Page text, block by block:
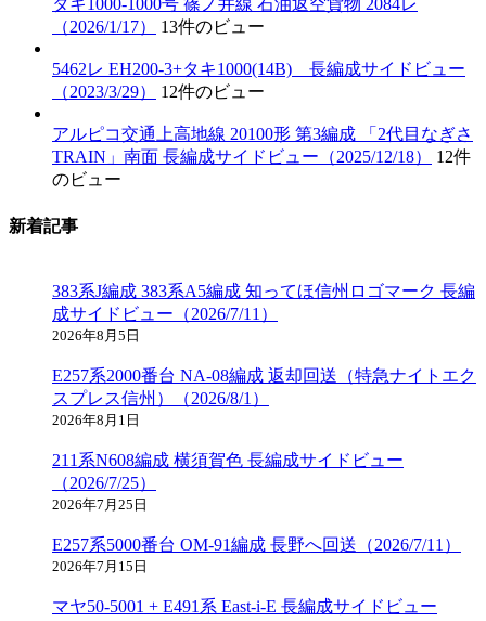
タキ1000-1000号 篠ノ井線 石油返空貨物 2084レ
（2026/1/17）
13件のビュー
5462レ EH200-3+タキ1000(14B) 長編成サイドビュー
（2023/3/29）
12件のビュー
アルピコ交通上高地線 20100形 第3編成 「2代目なぎさ
TRAIN」南面 長編成サイドビュー（2025/12/18）
12件
のビュー
新着記事
383系J編成 383系A5編成 知ってほ信州ロゴマーク 長編
成サイドビュー（2026/7/11）
2026年8月5日
E257系2000番台 NA-08編成 返却回送（特急ナイトエク
スプレス信州）（2026/8/1）
2026年8月1日
211系N608編成 横須賀色 長編成サイドビュー
（2026/7/25）
2026年7月25日
E257系5000番台 OM-91編成 長野へ回送（2026/7/11）
2026年7月15日
マヤ50-5001 + E491系 East-i-E 長編成サイドビュー